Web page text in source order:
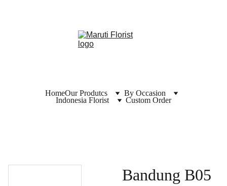
HomeOur Produtcs
By Occasion
Indonesia Florist
Custom Order
Bandung B05